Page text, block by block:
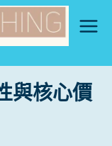
與核心價